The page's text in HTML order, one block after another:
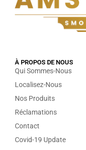
À PROPOS DE NOUS
Qui Sommes-Nous
Localisez-Nous
Nos Produits
Réclamations
Contact
Covid-19 Update